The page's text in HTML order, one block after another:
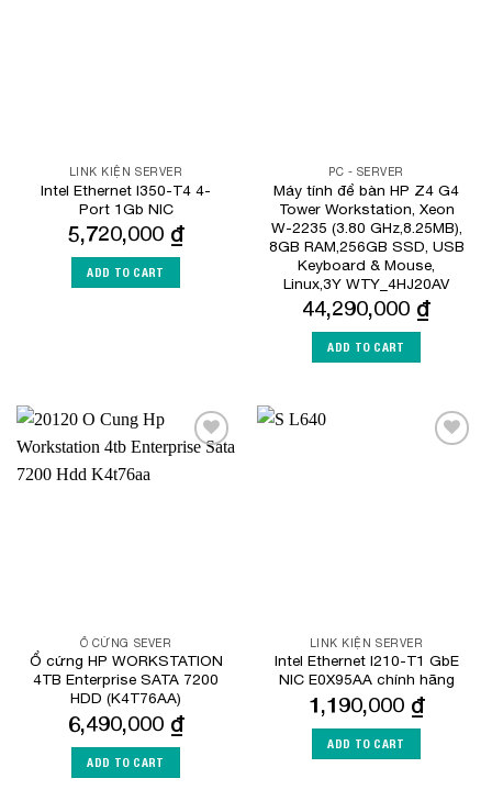
LINK KIỆN SERVER
Intel Ethernet I350-T4 4-
Port 1Gb NIC
5,720,000 ₫
ADD TO CART
PC - SERVER
Máy tính để bàn HP Z4 G4
Tower Workstation, Xeon
W-2235 (3.80 GHz,8.25MB),
8GB RAM,256GB SSD, USB
Keyboard & Mouse,
Linux,3Y WTY_4HJ20AV
44,290,000 ₫
ADD TO CART
Ổ CỨNG SEVER
Ổ cứng HP WORKSTATION
4TB Enterprise SATA 7200
HDD (K4T76AA)
6,490,000 ₫
ADD TO CART
LINK KIỆN SERVER
Intel Ethernet I210-T1 GbE
NIC E0X95AA chính hãng
1,190,000 ₫
ADD TO CART